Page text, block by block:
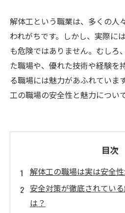
解体工という職業は、多くの人
われがちです。しかし、実際に
も危険ではありません。むしろ
た職場や、優れた技術や経験を
る職場には魅力があふれていま
工の職場の安全性と魅力につい
目次
解体工の職場は実は安全性
安全対策が徹底されてい
は？